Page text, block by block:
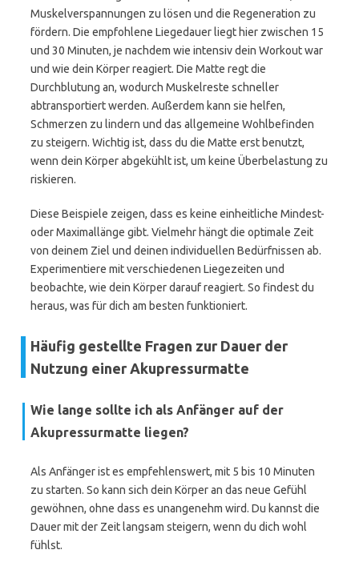
Muskelverspannungen zu lösen und die Regeneration zu
fördern. Die empfohlene Liegedauer liegt hier zwischen 15
und 30 Minuten, je nachdem wie intensiv dein Workout war
und wie dein Körper reagiert. Die Matte regt die
Durchblutung an, wodurch Muskelreste schneller
abtransportiert werden. Außerdem kann sie helfen,
Schmerzen zu lindern und das allgemeine Wohlbefinden
zu steigern. Wichtig ist, dass du die Matte erst benutzt,
wenn dein Körper abgekühlt ist, um keine Überbelastung zu
riskieren.
Diese Beispiele zeigen, dass es keine einheitliche Mindest-
oder Maximallänge gibt. Vielmehr hängt die optimale Zeit
von deinem Ziel und deinen individuellen Bedürfnissen ab.
Experimentiere mit verschiedenen Liegezeiten und
beobachte, wie dein Körper darauf reagiert. So findest du
heraus, was für dich am besten funktioniert.
Häufig gestellte Fragen zur Dauer der
Nutzung einer Akupressurmatte
Wie lange sollte ich als Anfänger auf der
Akupressurmatte liegen?
Als Anfänger ist es empfehlenswert, mit 5 bis 10 Minuten
zu starten. So kann sich dein Körper an das neue Gefühl
gewöhnen, ohne dass es unangenehm wird. Du kannst die
Dauer mit der Zeit langsam steigern, wenn du dich wohl
fühlst.